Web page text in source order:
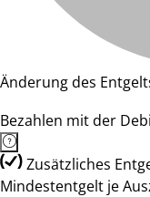
Änderung des
Bezahlen mit der
Zusätzliches
Mindestentgelt je